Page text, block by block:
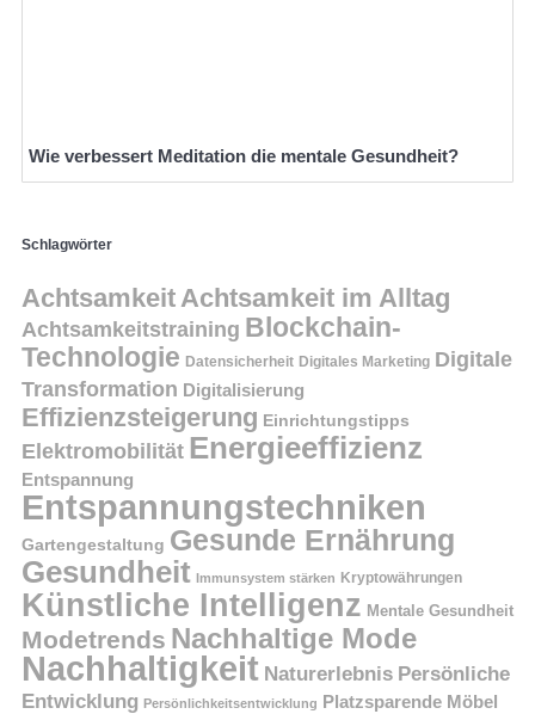
Wie verbessert Meditation die mentale Gesundheit?
Schlagwörter
Achtsamkeit Achtsamkeit im Alltag
Achtsamkeitstraining Blockchain-
Technologie Datensicherheit Digitales Marketing Digitale
Transformation Digitalisierung
Effizienzsteigerung Einrichtungstipps
Elektromobilität Energieeffizienz
Entspannung
Entspannungstechniken
Gartengestaltung Gesunde Ernährung
Gesundheit Immunsystem stärken Kryptowährungen
Künstliche Intelligenz Mentale Gesundheit
Modetrends Nachhaltige Mode
Nachhaltigkeit Naturerlebnis Persönliche
Entwicklung Persönlichkeitsentwicklung Platzsparende Möbel